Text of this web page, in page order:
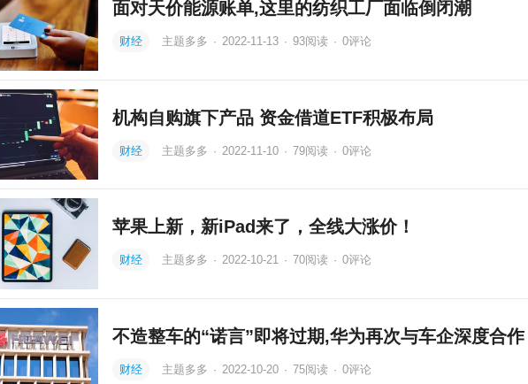
面对天价能源账单,这里的纺织工厂面临倒闭潮
财经 主题多多 · 2022-11-13 · 93阅读 · 0评论
机构自购旗下产品 资金借道ETF积极布局
财经 主题多多 · 2022-11-10 · 79阅读 · 0评论
苹果上新，新iPad来了，全线大涨价！
财经 主题多多 · 2022-10-21 · 70阅读 · 0评论
不造整车的“诺言”即将过期,华为再次与车企深度合作
财经 主题多多 · 2022-10-20 · 75阅读 · 0评论